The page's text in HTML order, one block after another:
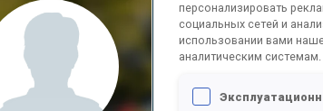
DEL
ПОДПИСАТЬСЯ
персонализировать
социальных сетей и
использовании вами
аналитическим системам.